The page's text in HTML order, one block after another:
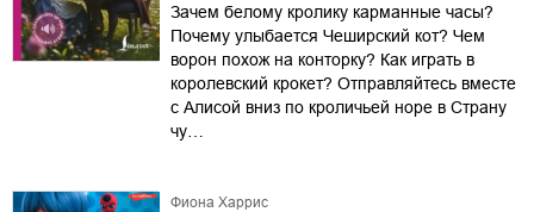
Зачем белому кролику карманные часы?
Почему улыбается Чеширский кот? Чем
ворон похож на конторку? Как играть в
королевский крокет? Отправляйтесь вместе
с Алисой вниз по кроличьей норе в Страну
чу…
Фиона Харрис